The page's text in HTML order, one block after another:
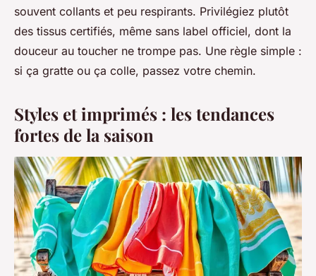
souvent collants et peu respirants. Privilégiez plutôt
des tissus certifiés, même sans label officiel, dont la
douceur au toucher ne trompe pas. Une règle simple :
si ça gratte ou ça colle, passez votre chemin.
Styles et imprimés : les tendances
fortes de la saison